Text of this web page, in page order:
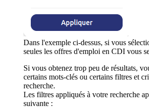
Dans l'exemple ci-dessus, si vous
seules les offres d'emploi en CDI vous
Si vous obtenez trop peu de résultats,
certains mots-clés ou certains filtres et
recherche.
Les filtres appliqués à votre recherche
suivante :